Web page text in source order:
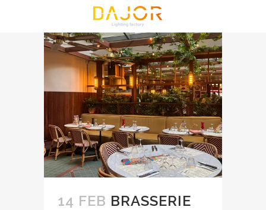
14 FEB BRASSERIE